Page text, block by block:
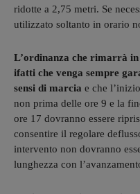
ridotte a 2,75 metri. Se
utilizzato soltanto in orario
L’ordinanza che rimarrà
ifatti che venga sempre
sensi di marcia e che
non prima delle ore 9 e la
ore 17 dovranno essere
consentire il regolare
intervento non dovranno
lunghezza con